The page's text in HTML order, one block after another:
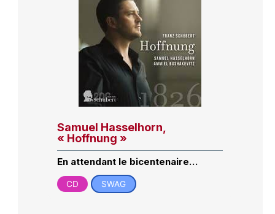
Samuel Hasselhorn,
« Hoffnung »
En attendant le bicentenaire…
CD SWAG